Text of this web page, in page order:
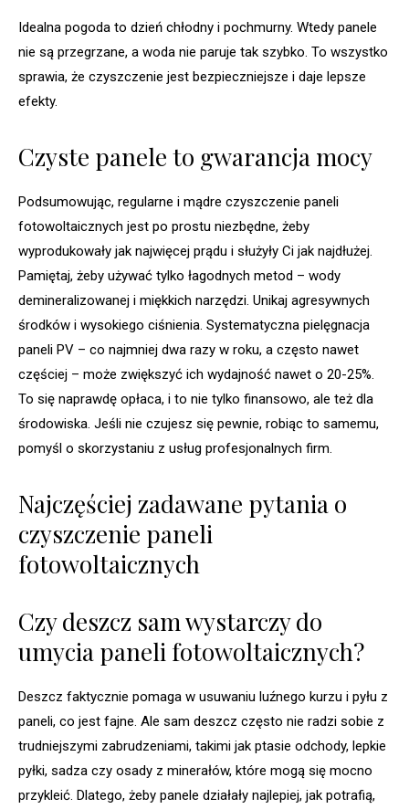
Idealna pogoda to dzień chłodny i pochmurny. Wtedy panele
nie są przegrzane, a woda nie paruje tak szybko. To wszystko
sprawia, że czyszczenie jest bezpieczniejsze i daje lepsze
efekty.
Czyste panele to gwarancja mocy
Podsumowując, regularne i mądre czyszczenie paneli
fotowoltaicznych jest po prostu niezbędne, żeby
wyprodukowały jak najwięcej prądu i służyły Ci jak najdłużej.
Pamiętaj, żeby używać tylko łagodnych metod – wody
demineralizowanej i miękkich narzędzi. Unikaj agresywnych
środków i wysokiego ciśnienia. Systematyczna pielęgnacja
paneli PV – co najmniej dwa razy w roku, a często nawet
częściej – może zwiększyć ich wydajność nawet o 20-25%.
To się naprawdę opłaca, i to nie tylko finansowo, ale też dla
środowiska. Jeśli nie czujesz się pewnie, robiąc to samemu,
pomyśl o skorzystaniu z usług profesjonalnych firm.
Najczęściej zadawane pytania o
czyszczenie paneli
fotowoltaicznych
Czy deszcz sam wystarczy do
umycia paneli fotowoltaicznych?
Deszcz faktycznie pomaga w usuwaniu luźnego kurzu i pyłu z
paneli, co jest fajne. Ale sam deszcz często nie radzi sobie z
trudniejszymi zabrudzeniami, takimi jak ptasie odchody, lepkie
pyłki, sadza czy osady z minerałów, które mogą się mocno
przykleić. Dlatego, żeby panele działały najlepiej, jak potrafią,